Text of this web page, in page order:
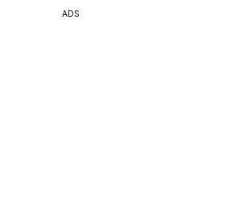
ADS